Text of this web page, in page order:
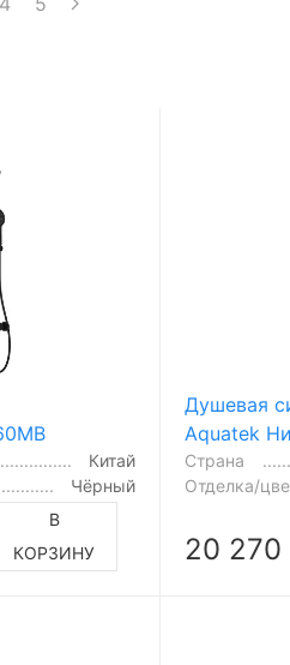
Китай
Чёрный
В
КОРЗИНУ
Душевая
Aquatek
Страна
Отделка/
20 270